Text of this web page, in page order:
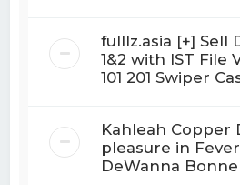
fulllz.asia [+] Sell
1&2 with IST File
101 201 Swiper
Kahleah Copper
pleasure in
DeWanna